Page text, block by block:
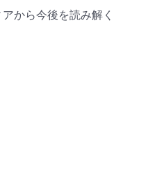
から今後を読み解く